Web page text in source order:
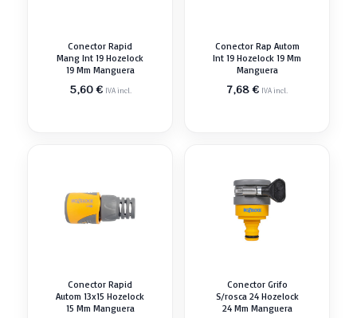
Conector Rapid
Mang Int 19 Hozelock
19 Mm Manguera
5,60€ IVA incl.
Conector Rap Autom
Int 19 Hozelock 19 Mm
Manguera
7,68€ IVA incl.
Conector Rapid
Autom 13x15 Hozelock
15 Mm Manguera
Conector Grifo
S/rosca 24 Hozelock
24 Mm Manguera